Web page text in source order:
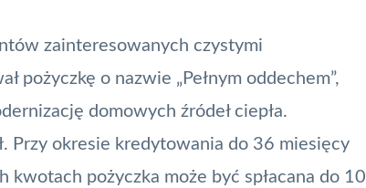
zainteresowanych czystymi
pożyczkę o nazwie „Pełnym oddechem”,
domowych źródeł ciepła.
Przy okresie kredytowania do 36 miesięcy
pożyczka może być spłacana do 10